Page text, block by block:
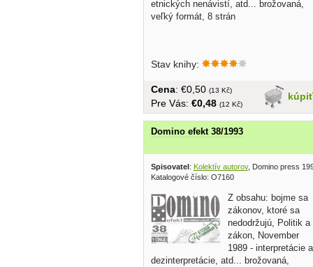
etnických nenávistí, atd... brožovaná,
veľký formát, 8 strán
Stav knihy:
kúpiť
Cena: €0,50 (13 Kč)
Pre Vás: €0,48 (12 Kč)
Domino efekt 38/1993
Spisovatel : Kolektív autorov, Domino press
Katalogové číslo: O7160
Z obsahu: bojme sa
zákonov, ktoré sa
nedodržujú, Politik a
zákon, November
1989 - interpretácie a
dezinterpretácie, atd... brožovaná,